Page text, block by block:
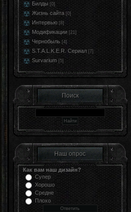
Билды [0]
Жизнь сайта [0]
Интервью [8]
Модификации [21]
Чернобыль [4]
S.T.A.L.K.E.R. Сериал [7]
Survarium [5]
Поиск
Наш опрос
Как вам наш дизайн?
Супер
Хорошо
Средне
Плохо